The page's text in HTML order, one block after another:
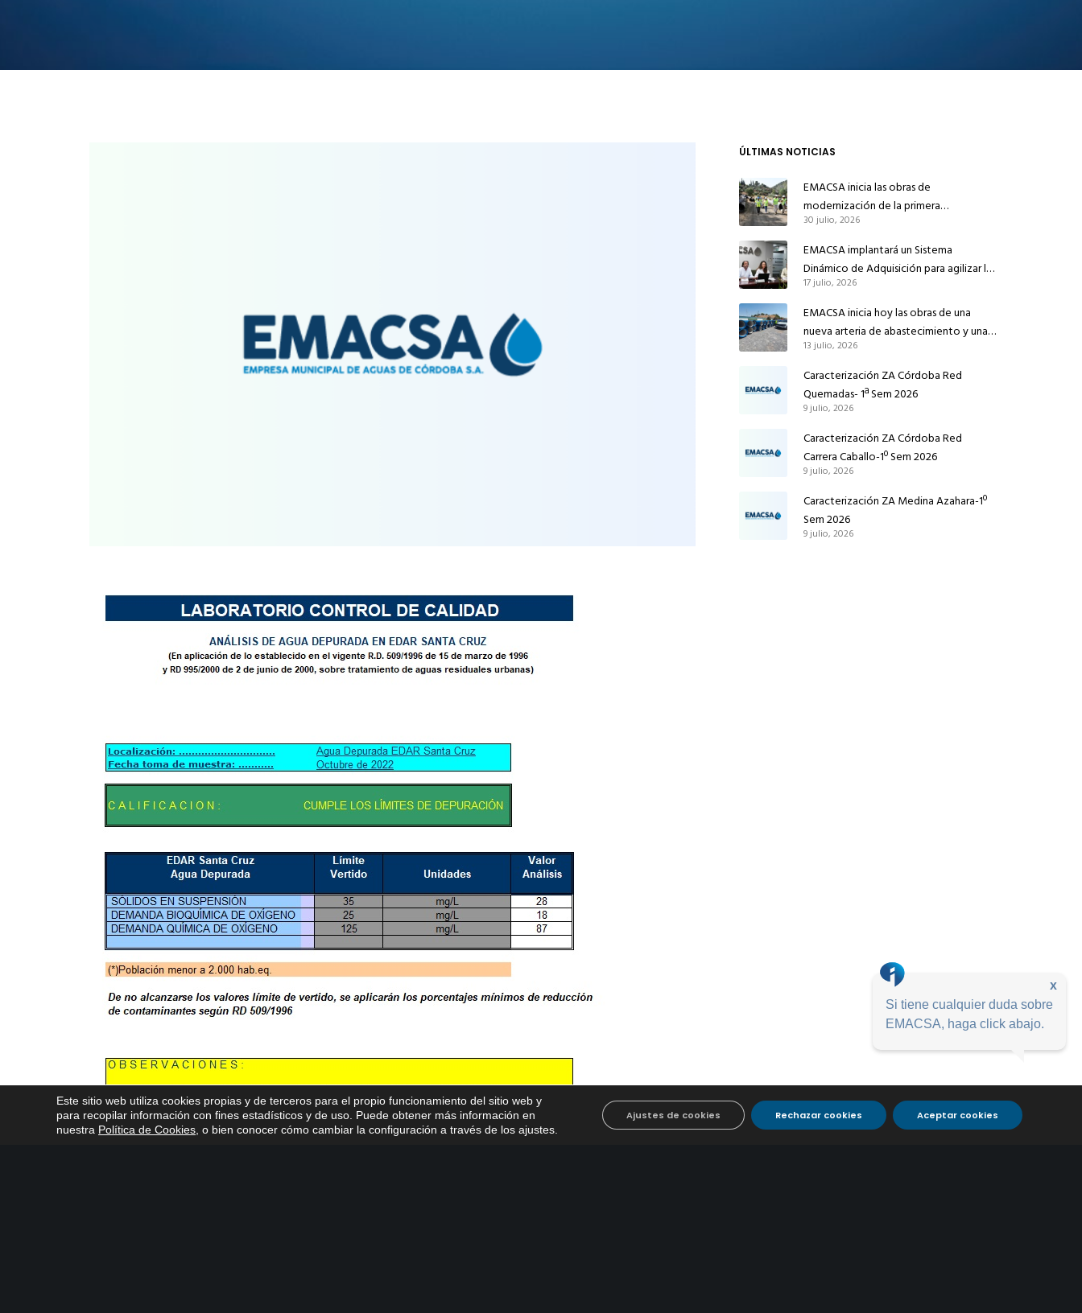
ÚLTIMAS NOTICIAS
EMACSA inicia las obras de
modernización de la primera
conducción de abastecimiento para
reforzar el suministro de agua de
Córdoba
30 julio, 2026
EMACSA implantará un Sistema
Dinámico de Adquisición para agilizar la
contratación de obras en sus redes e
instalaciones
17 julio, 2026
EMACSA inicia hoy las obras de una
nueva arteria de abastecimiento y una
red de agua no potable en Ingeniero
Ruiz de Azúa
13 julio, 2026
Caracterización ZA Córdoba Red
Quemadas- 1ª Sem 2026
9 julio, 2026
Caracterización ZA Córdoba Red
Carrera Caballo-1º Sem 2026
9 julio, 2026
Caracterización ZA Medina Azahara-1º
Sem 2026
9 julio, 2026
Este sitio web utiliza cookies propias y de terceros para el propio funcionamiento del sitio web y
para recopilar información con fines estadísticos y de uso. Puede obtener más información en
nuestra Política de Cookies , o bien conocer cómo cambiar la configuración a través de los ajustes
Aceptar cookies
Rechazar cookies
Ajustes de cookies
x
Si tiene cualquier duda sobre
EMACSA, haga click abajo.